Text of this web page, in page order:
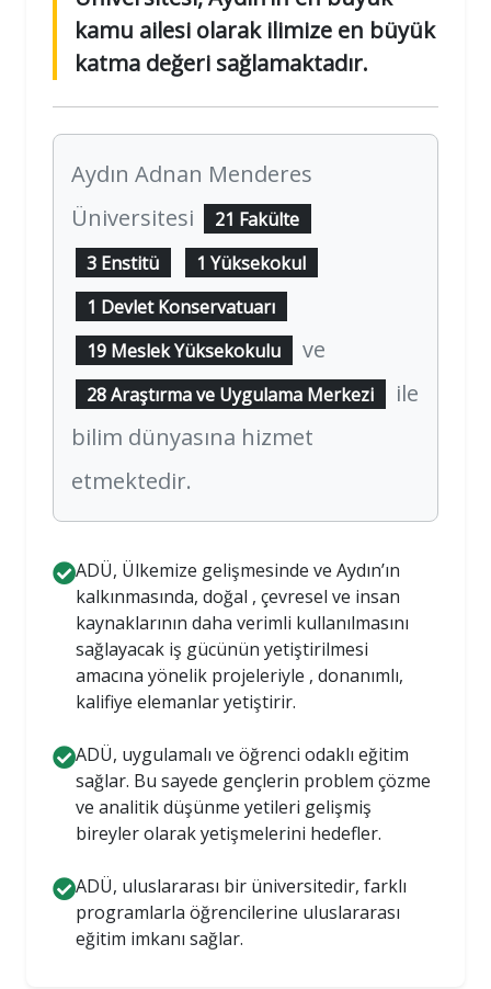
kamu ailesi olarak ilimize en büyük
katma değeri sağlamaktadır.
Aydın Adnan Menderes
Üniversitesi
21 Fakülte
3 Enstitü
1 Yüksekokul
1 Devlet Konservatuarı
19 Meslek Yüksekokulu
ve
28 Araştırma ve Uygulama Merkezi
ile
bilim dünyasına hizmet
etmektedir.
ADÜ, Ülkemize gelişmesinde ve Aydın’ın
kalkınmasında, doğal , çevresel ve insan
kaynaklarının daha verimli kullanılmasını
sağlayacak iş gücünün yetiştirilmesi
amacına yönelik projeleriyle , donanımlı,
kalifiye elemanlar yetiştirir.
ADÜ, uygulamalı ve öğrenci odaklı eğitim
sağlar. Bu sayede gençlerin problem çözme
ve analitik düşünme yetileri gelişmiş
bireyler olarak yetişmelerini hedefler.
ADÜ, uluslararası bir üniversitedir, farklı
programlarla öğrencilerine uluslararası
eğitim imkanı sağlar.